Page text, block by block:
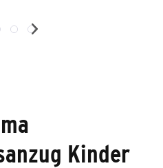
Kinder